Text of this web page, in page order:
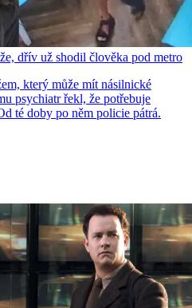
dřív už shodil člověka pod metro
který může mít násilnické
psychiatr řekl, že potřebuje
té doby po něm policie pátrá.